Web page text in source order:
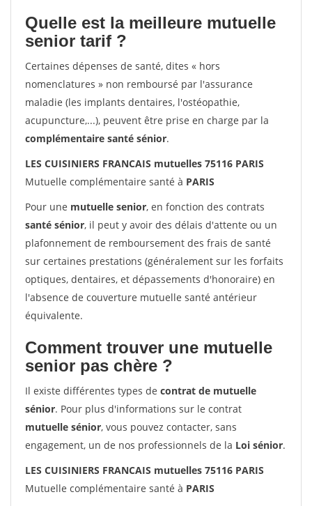
Quelle est la meilleure mutuelle
senior tarif ?
Certaines dépenses de santé, dites « hors
nomenclatures » non remboursé par l'assurance
maladie (les implants dentaires, l'ostéopathie,
acupuncture,...), peuvent être prise en charge par la
complémentaire santé sénior.
LES CUISINIERS FRANCAIS mutuelles 75116 PARIS
Mutuelle complémentaire santé à PARIS
Pour une mutuelle senior, en fonction des contrats
santé sénior, il peut y avoir des délais d'attente ou un
plafonnement de remboursement des frais de santé
sur certaines prestations (généralement sur les forfaits
optiques, dentaires, et dépassements d'honoraire) en
l'absence de couverture mutuelle santé antérieur
équivalente.
Comment trouver une mutuelle
senior pas chère ?
Il existe différentes types de contrat de mutuelle
sénior. Pour plus d'informations sur le contrat
mutuelle sénior, vous pouvez contacter, sans
engagement, un de nos professionnels de la Loi sénior.
LES CUISINIERS FRANCAIS mutuelles 75116 PARIS
Mutuelle complémentaire santé à PARIS